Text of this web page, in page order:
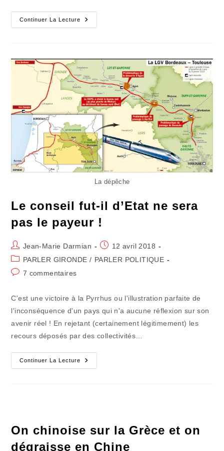
Continuer La Lecture
L’inventaire
Du
Réalisé
À
Toulouse
La dépêche
Le conseil fut-il d’Etat ne sera
pas le payeur !
Auteur/autrice
de
publication :
Jean-Marie Darmian
Publication
publiée :
12 avril 2018
Post
category:
PARLER GIRONDE / PARLER POLITIQUE
Commentaires
7 commentaires
C'est une victoire à la Pyrrhus ou l'illustration parfaite de
l'inconséquence d'un pays qui n'a aucune réflexion sur son
avenir réel ! En rejetant (certainement légitimement) les
recours déposés par des collectivités…
Continuer La Lecture
Le
Conseil
!
On chinoise sur la Grèce et on
dégraisse en Chine